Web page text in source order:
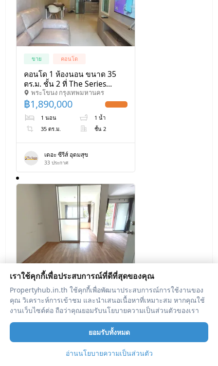
ขาย คอนโด
คอนโด 1 ห้องนอน ขนาด 35
ตร.ม. ชั้น 2 ที่ The Series
Udomsuk (ID 593990)
พระโขนง กรุงเทพมหานคร
฿1,890,000
1 นอน
1 น้ำ
35 ตร.ม.
ชั้น 2
เดอะ ซีรีส์ อุดมสุข
33 ประกาศ
คอนโดมิเนียม 26.27 ตร.ม. ลุมพิ
นี วิลล์ สุขุมวิท 76 - แบริ่ง สเตชั่
เมืองสมุทรปราการ สมุทรปราการ
26.27 ตร.ม.
เราใช้คุกกี้เพื่อประสบการณ์ที่ดีที่สุดของคุณ
Propertyhub.in.th ใช้คุกกี้เพื่อพัฒนาประสบการณ์การใช้งานของ
คุณ วิเคราะห์การเข้าชม และนำเสนอเนื้อหาที่เหมาะสม หากคุณใช้
งานเว็บไซต์ต่อ ถือว่าคุณยอมรับนโยบายความเป็นส่วนตัวของเรา
ยอมรับทั้งหมด
อ่านนโยบายความเป็นส่วนตัว